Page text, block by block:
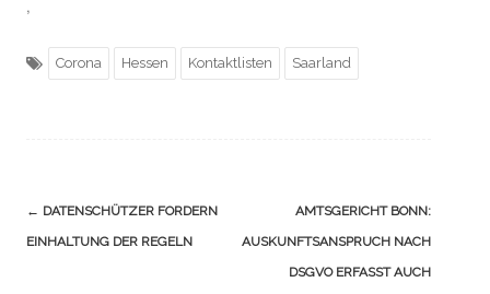
,
Corona Hessen Kontaktlisten Saarland
Navigation
(Beiträge)
← DATENSCHÜTZER FORDERN
EINHALTUNG DER REGELN
AMTSGERICHT BONN:
AUSKUNFTSANSPRUCH NACH
DSGVO ERFASST AUCH